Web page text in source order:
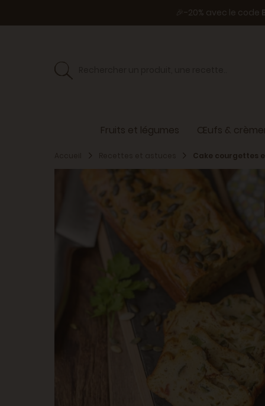
🎉-20% avec le code
Fruits et légumes Œufs &
Cake courgettes